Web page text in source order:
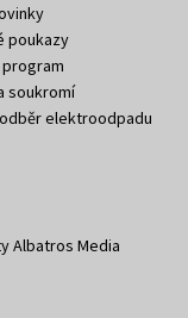
poukazy
soukromí
elektroodpadu
Albatros Media